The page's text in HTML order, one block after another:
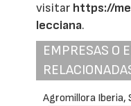
visitar https://
lecciana.
EMPRESAS O
Agromillora Iberia,